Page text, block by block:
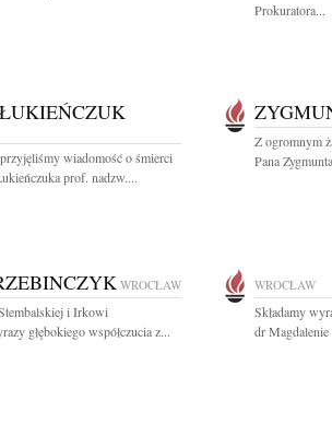
Prokuratora...
wiadomość o śmierci
prof. nadzw....
Z ogromnym
Pana
WROCŁAW
i Irkowi
głębokiego współczucia z...
WROCŁAW
Składamy
dr